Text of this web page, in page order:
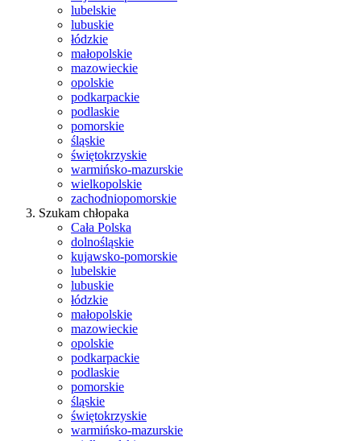
lubelskie
lubuskie
łódzkie
małopolskie
mazowieckie
opolskie
podkarpackie
podlaskie
pomorskie
śląskie
świętokrzyskie
warmińsko-mazurskie
wielkopolskie
zachodniopomorskie
Szukam chłopaka
Cała Polska
dolnośląskie
kujawsko-pomorskie
lubelskie
lubuskie
łódzkie
małopolskie
mazowieckie
opolskie
podkarpackie
podlaskie
pomorskie
śląskie
świętokrzyskie
warmińsko-mazurskie